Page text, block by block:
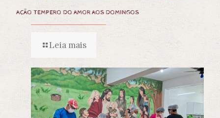
AÇÃO TEMPERO DO AMOR AOS DOMINGOS
Leia mais